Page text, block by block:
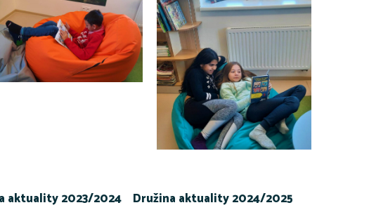
aktuality 2023/2024
Družina aktuality 2024/2025